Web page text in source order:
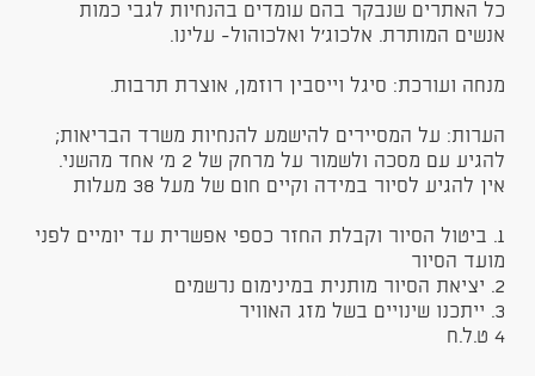
כל האתרים שנבקר בהם עומדים בהנחיות לגבי כמות
אנשים המותרת. אלכוג'ל ואלכוהול- עלינו.
מנחה ועורכת: סיגל וייסבין רוזמן, אוצרת תרבות.
הערות: על המסיירים להישמע להנחיות משרד הבריאות;
להגיע עם מסכה ולשמור על מרחק של 2 מ' אחד מהשני.
אין להגיע לסיור במידה וקיים חום של מעל 38 מעלות
1. ביטול הסיור וקבלת החזר כספי אפשרית עד יומיים לפני
מועד הסיור
2. יציאת הסיור מותנית במינימום נרשמים
3. ייתכנו שינויים בשל מזג האוויר
4 ט.ל.ח